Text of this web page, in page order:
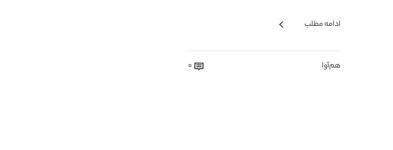
ادامه مطلب
هم‌آوا 0